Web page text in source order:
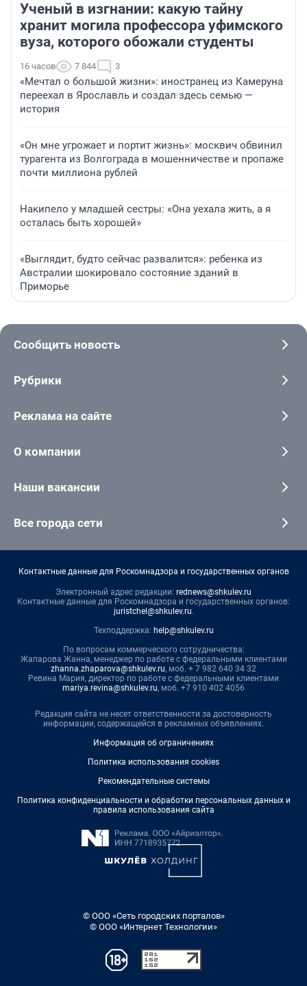
Ученый в изгнании: какую тайну
хранит могила профессора уфимского
вуза, которого обожали студенты
16 часов 7 844 3
«Мечтал о большой жизни»: иностранец из Камеруна
переехал в Ярославль и создал здесь семью —
история
«Он мне угрожает и портит жизнь»: москвич обвинил
турагента из Волгограда в мошенничестве и пропаже
почти миллиона рублей
Накипело у младшей сестры: «Она уехала жить, а я
осталась быть хорошей»
«Выглядит, будто сейчас развалится»: ребенка из
Австралии шокировало состояние зданий в
Приморье
Сообщить новость
Рубрики
Реклама на сайте
О компании
Наши вакансии
Все города сети
Контактные данные для Роскомнадзора и государственных органов
Электронный адрес редакции: rednews@shkulev.ru
Контактные данные для Роскомнадзора и государственных органов:
juristchel@shkulev.ru.
Техподдержка: help@shkulev.ru
По вопросам коммерческого сотрудничества:
Жапарова Жанна, менеджер по работе с федеральными клиентами
zhanna.zhaparova@shkulev.ru, моб. + 7 982 640 34 32
Ревина Мария, директор по работе с федеральными клиентами
mariya.revina@shkulev.ru, моб. +7 910 402 4056
Редакция сайта не несет ответственности за достоверность
информации, содержащейся в рекламных объявлениях.
Информация об ограничениях
Политика использования cookies
Рекомендательные системы
Политика конфиденциальности и обработки персональных данных и
правила использования сайта
© ООО «Сеть городских порталов»
© ООО «Интернет Технологии»